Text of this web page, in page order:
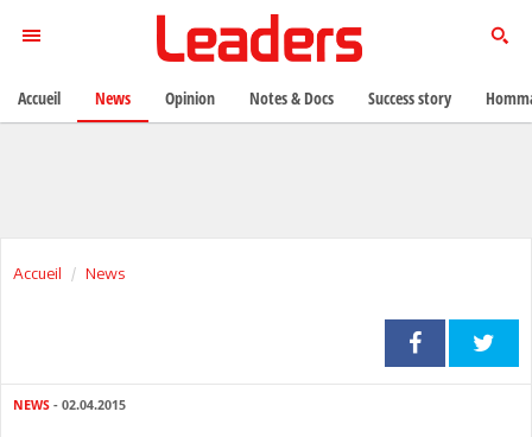
Accueil News
NEWS - 02.04.2015
Accueil News Opinion Notes & Docs Success story